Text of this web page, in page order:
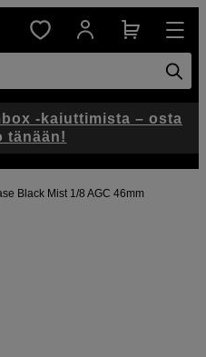
Black Mist 1/8 AGC 46mm
-kaiuttimista – osta
tänään!